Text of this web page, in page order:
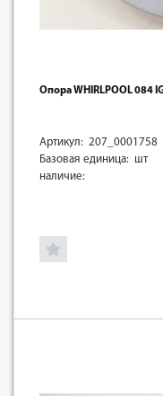
Опора WHIRLPOOL 084
Артикул: 207_0001758
Базовая единица: шт
наличие: